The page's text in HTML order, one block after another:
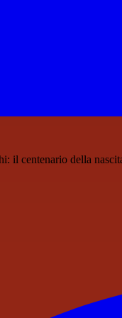
il centenario della